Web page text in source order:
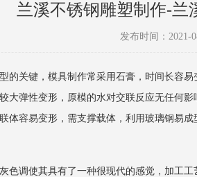
兰溪不锈钢雕塑制作-兰
发布时间：2021-
的关键，模具制作常采用石膏，时间长容
大弹性变形，原模的水对交联反应无任何
体容易变形，需支撑载体，利用玻璃钢易成
色调使其具有了一种很现代的感觉，加工